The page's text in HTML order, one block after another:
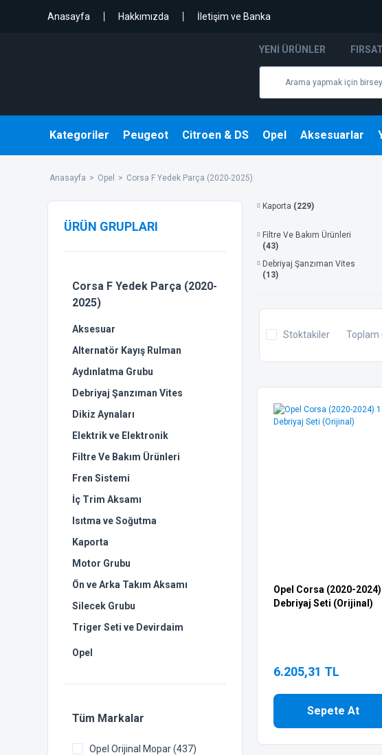
Anasayfa Hakkımızda İletişim ve Banka
YENI ÜRÜNLER
Kategoriler Peugeot Citroen & DS Opel Aksesuarlar
Anasayfa Opel Corsa F Yedek Parça (2020-2025)
ÜRÜN GRUPLARI
Corsa F Yedek Parça (2020-
2025)
Aksesuar
Alternatör Kayış Rulman
Aydınlatma Grubu
Debriyaj Şanzıman Vites
Dikiz Aynaları
Elektrik ve Elektronik
Filtre Ve Bakım Ürünleri
Fren Sistemi
İç Trim Aksamı
Isıtma ve Soğutma
Kaporta
Motor Grubu
Ön ve Arka Takım Aksamı
Silecek Grubu
Triger Seti ve Devirdaim
Opel
Tüm Markalar
Opel Orijinal Mopar (437)
Kaporta (229)
Filtre Ve Bakım Ürünleri
(43)
Debriyaj Şanzıman Vites
(13)
Stoktakiler Toplam
Opel Corsa (2020-
Debriyaj Seti (Orijinal)
6.205,31 TL
Sepete At